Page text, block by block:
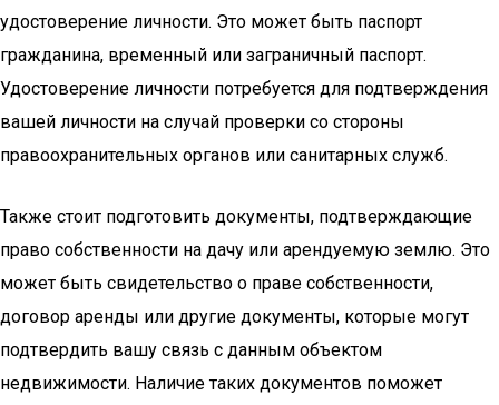
удостоверение личности. Это может быть паспорт
гражданина, временный или заграничный паспорт.
Удостоверение личности потребуется для подтверждения
вашей личности на случай проверки со стороны
правоохранительных органов или санитарных служб.
Также стоит подготовить документы, подтверждающие
право собственности на дачу или арендуемую землю. Это
может быть свидетельство о праве собственности,
договор аренды или другие документы, которые могут
подтвердить вашу связь с данным объектом
недвижимости. Наличие таких документов поможет